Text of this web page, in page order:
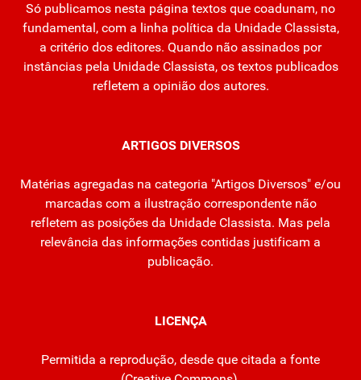
Só publicamos nesta página textos que coadunam, no
fundamental, com a linha política da Unidade Classista,
a critério dos editores. Quando não assinados por
instâncias pela Unidade Classista, os textos publicados
refletem a opinião dos autores.
ARTIGOS DIVERSOS
Matérias agregadas na categoria "Artigos Diversos" e/ou
marcadas com a ilustração correspondente não
refletem as posições da Unidade Classista. Mas pela
relevância das informações contidas justificam a
publicação.
LICENÇA
Permitida a reprodução, desde que citada a fonte